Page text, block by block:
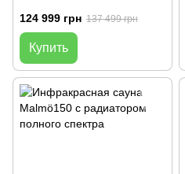
124 999 грн 137 499 грн
Купить